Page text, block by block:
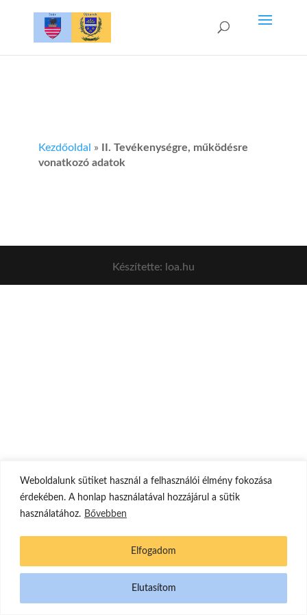
Weboldalunk sütiket használ a felhasználói élmény fokozása
érdekében. A honlap használatával hozzájárul a sütik
használatához. Bővebben
Elutasítom
Elfogadom
Kezdőoldal »
II. Tevékenységre, működésre
vonatkozó adatok
Készítette: loa.hu